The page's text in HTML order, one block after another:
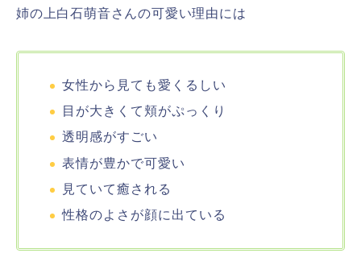
姉の上白石萌音さんの可愛い理由には
女性から見ても愛くるしい
目が大きくて頬がぷっくり
透明感がすごい
表情が豊かで可愛い
見ていて癒される
性格のよさが顔に出ている